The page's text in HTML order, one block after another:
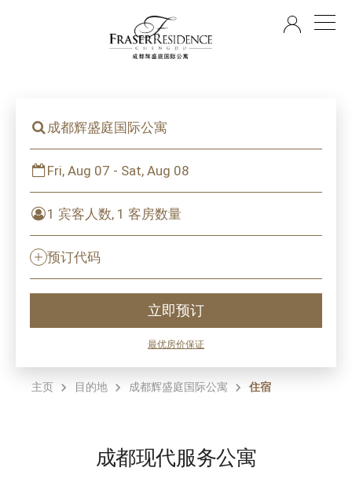
成都辉盛庭国际公寓
Fri, Aug 07 - Sat, Aug 08
1 宾客人数, 1 客房数量
预订代码
立即预订
最优房价保证
主页 目的地 成都辉盛庭国际公寓 住宿
成都现代服务公寓